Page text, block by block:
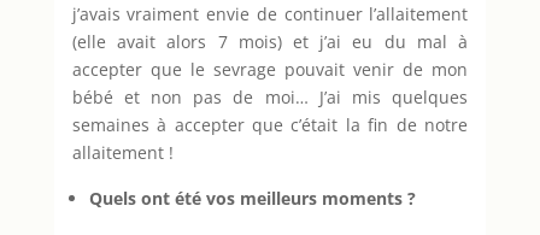
j’avais vraiment envie de continuer l’allaitement
(elle avait alors 7 mois) et j’ai eu du mal à
accepter que le sevrage pouvait venir de mon
bébé et non pas de moi… J’ai mis quelques
semaines à accepter que c’était la fin de notre
allaitement !
Quels ont été vos meilleurs moments ?